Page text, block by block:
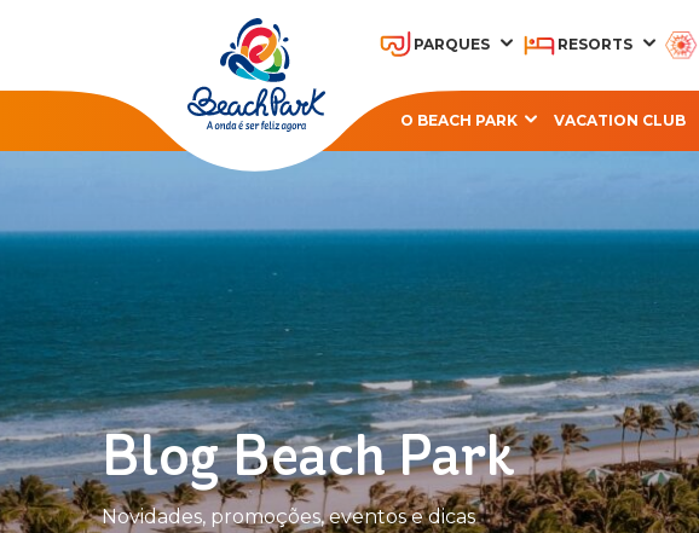
PARQUES RESORTS
O BEACH PARK VACATION CLUB
RESORT
RESORT
Blog Beach Park
Novidades, promoções, eventos e dicas